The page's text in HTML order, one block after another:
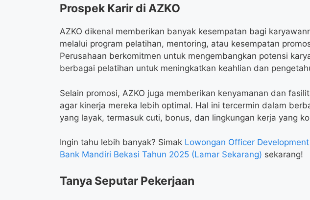
Prospek Karir di AZKO
AZKO dikenal memberikan banyak kesempatan bagi
melalui program pelatihan, mentoring, atau kesempatan
Perusahaan berkomitmen untuk mengembangkan potensi
berbagai pelatihan untuk meningkatkan keahlian dan
Selain promosi, AZKO juga memberikan kenyamanan dan
agar kinerja mereka lebih optimal. Hal ini tercermin dalam
yang layak, termasuk cuti, bonus, dan lingkungan kerja yang
Ingin tahu lebih banyak? Simak Lowongan Officer
Bank Mandiri Bekasi Tahun 2025 (Lamar Sekarang) sekarang!
Tanya Seputar Pekerjaan